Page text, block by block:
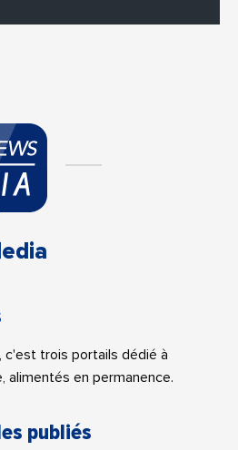
c'est trois portails dédié à
alimentés en permanence.
publiés